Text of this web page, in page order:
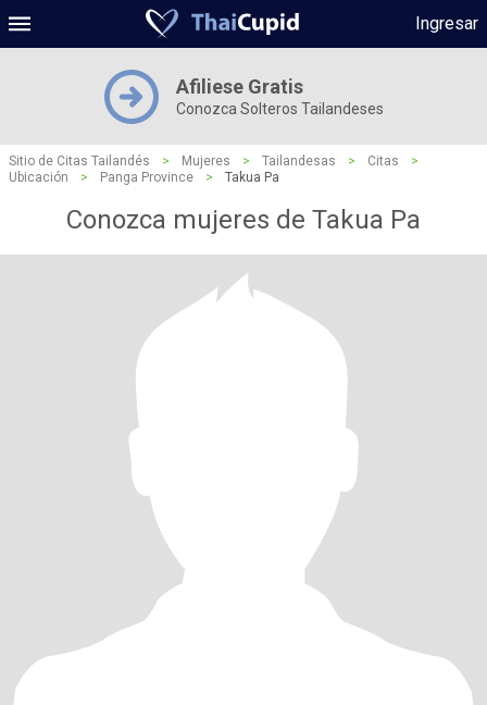
Ingresar
Afiliese Gratis
Conozca Solteros Tailandeses
Sitio de Citas Tailandés > Mujeres > Tailandesas > Citas
>
Ubicación
> Panga Province > Takua Pa
Conozca mujeres de Takua Pa